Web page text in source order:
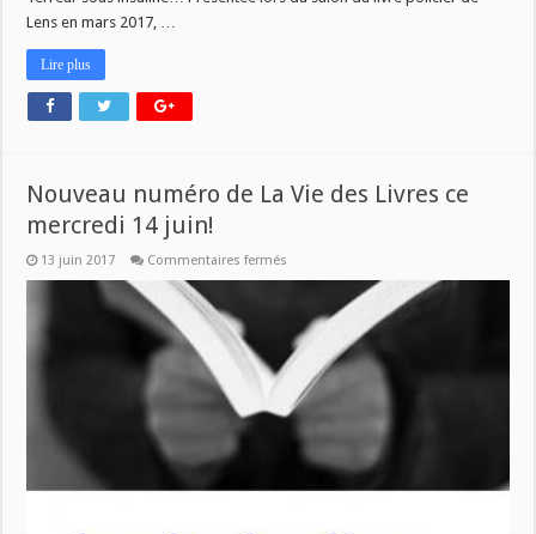
Lens en mars 2017, …
Lire plus
Nouveau numéro de La Vie des Livres ce
mercredi 14 juin!
13 juin 2017 Commentaires fermés
Vie
des
Livres
mercredi
14